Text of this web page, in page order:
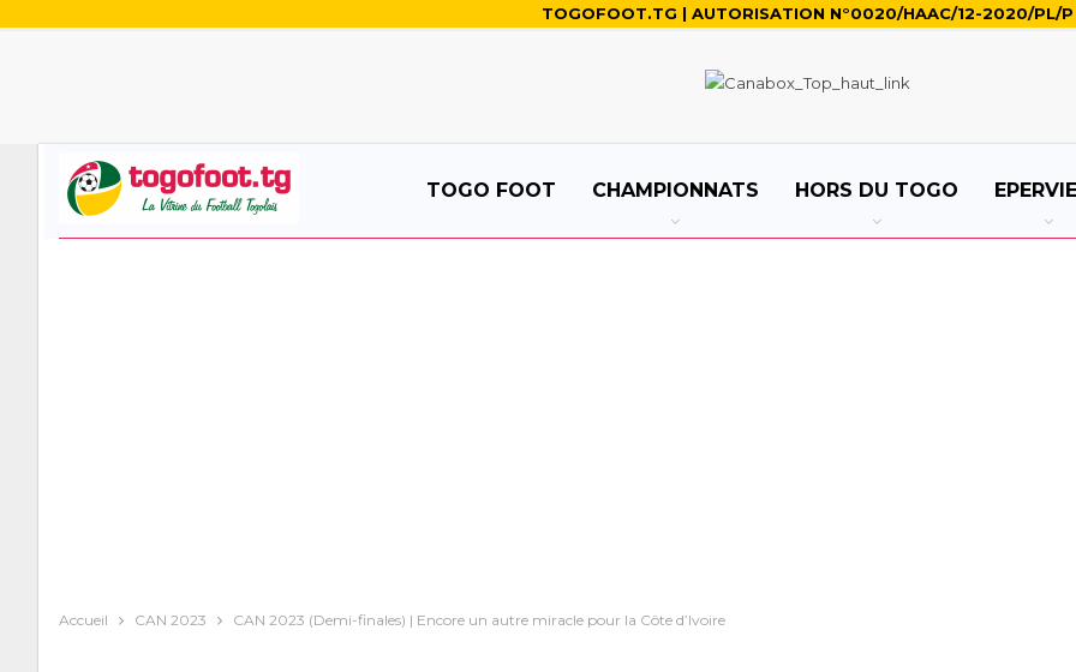
TOGOFOOT.TG | AUTORISATION N°0020/HAAC/12-2020/PL/P
TOGO FOOT CHAMPIONNATS HORS DU TOGO
Accueil CAN 2023 CAN 2023 (Demi-finales) | Encore un autre miracle pour la Côte d’Ivoire